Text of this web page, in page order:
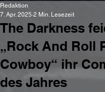
The Darkness
„Rock And Roll
Cowboy“ ihr
des Jahres
Redaktion
7. Apr. 2025 2 Min. Lesezeit